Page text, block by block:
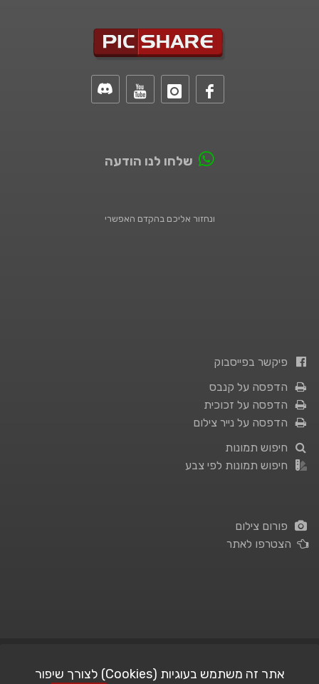
שלחו לנו הודעה
ונחזור אליכם בהקדם האפשרי
פיקשר בפייסבוק
הדפסה על קנבס
הדפסה על זכוכית
הדפסה על נייר צילום
חיפוש תמונות
חיפוש תמונות לפי צבע
פורום צילום
הצטרפו לאתר
אתר זה משתמש בעוגיות (Cookies) לצורך שיפור